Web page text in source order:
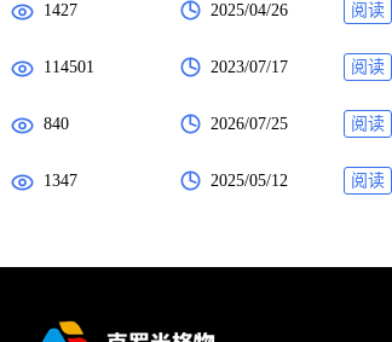
1427 2025/04/26 阅读
114501 2023/07/17 阅读
840 2026/07/25 阅读
1347 2025/05/12 阅读